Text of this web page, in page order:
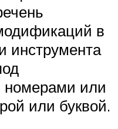
в
инструмента
или
или буквой.